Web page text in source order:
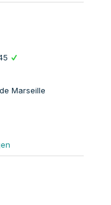
Marseille